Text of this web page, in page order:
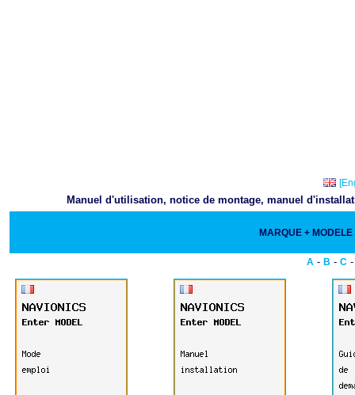
Manuel d'utilisation, notice de montage, manuel
MARQUE +
A - B - C